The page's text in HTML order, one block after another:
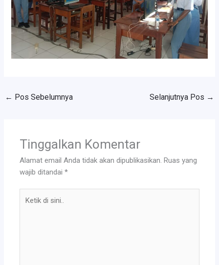
← Pos Sebelumnya Selanjutnya Pos →
Tinggalkan Komentar
Alamat email Anda tidak akan dipublikasikan. Ruas yang
wajib ditandai*